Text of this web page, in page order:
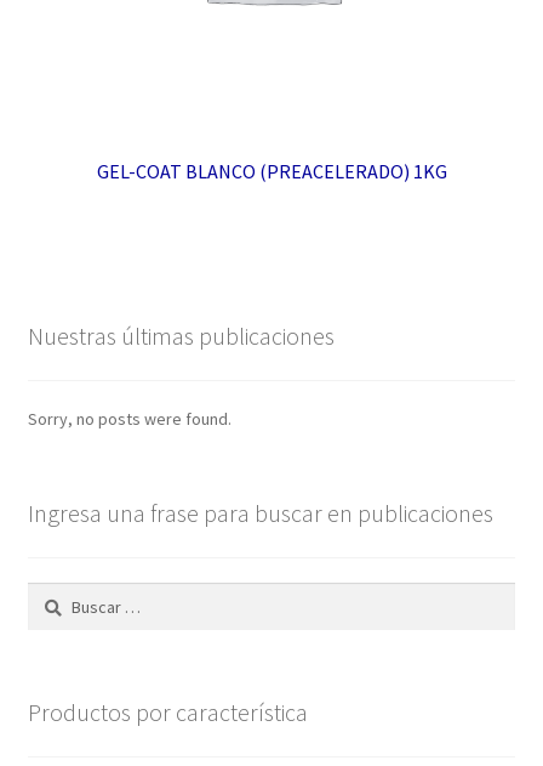
GEL-COAT BLANCO (PREACELERADO) 1KG
Nuestras últimas publicaciones
Sorry, no posts were found.
Ingresa una frase para buscar en publicaciones
Buscar:
Productos por característica